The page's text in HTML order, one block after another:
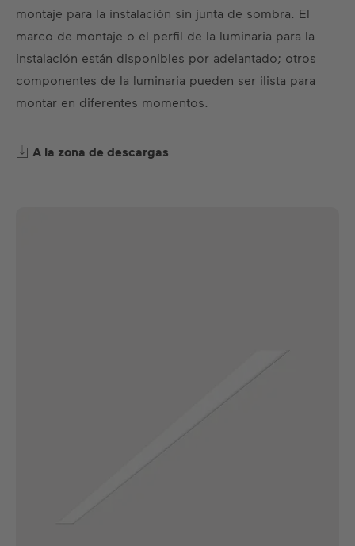
montaje para la instalación sin junta de sombra. El
marco de montaje o el perfil de la luminaria para la
instalación están disponibles por adelantado; otros
componentes de la luminaria pueden ser ilista para
montar en diferentes momentos.
A la zona de descargas